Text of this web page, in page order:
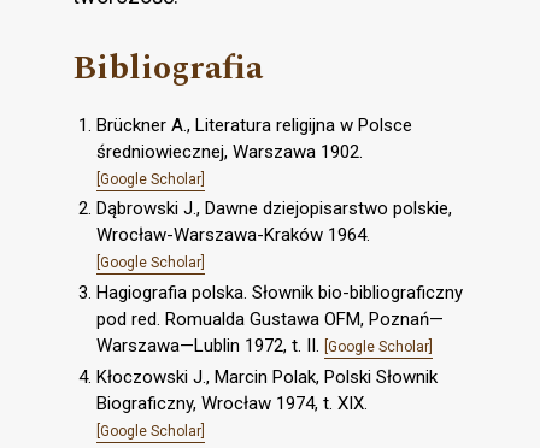
Bibliografia
Brückner A., Literatura religijna w Polsce
średniowiecznej, Warszawa 1902.
[Google Scholar]
Dąbrowski J., Dawne dziejopisarstwo polskie,
Wrocław-Warszawa-Kraków 1964.
[Google Scholar]
Hagiografia polska. Słownik bio-bibliograficzny
pod red. Romualda Gustawa OFM, Poznań—
Warszawa—Lublin 1972, t. II. [Google Scholar]
Kłoczowski J., Marcin Polak, Polski Słownik
Biograficzny, Wrocław 1974, t. XIX.
[Google Scholar]